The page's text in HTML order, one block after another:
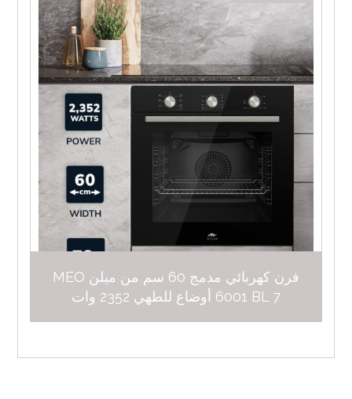
فرن كهربائي مدمج 60 سم من ميلن MEO
6001 BL 7 أوضاع للطهي 2352 وات